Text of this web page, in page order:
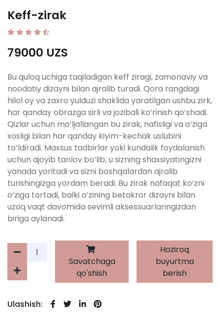
Keff-zirak
79000 UZS
Bu quloq uchiga taqiladigan keff ziragi, zamonaviy va
noodatiy dizayni bilan ajralib turadi. Qora rangdagi
hilol oy va zaxro yulduzi shaklida yaratilgan ushbu zirk,
har qanday obrazga sirli va jozibali ko‘rinish qo‘shadi.
Qizlar uchun mo‘ljallangan bu zirak, nafisligi va o‘ziga
xosligi bilan har qanday kiyim-kechak uslubini
to‘ldiradi. Maxsus tadbirlar yoki kundalik foydalanish
uchun ajoyib tanlov bo‘lib, u sizning shaxsiyatingizni
yanada yoritadi va sizni boshqalardan ajralib
turishingizga yordam beradi. Bu zirak nafaqat ko‘zni
o‘ziga tortadi, balki o‘zining betakror dizayni bilan
uzoq vaqt davomida sevimli aksessuarlaringizdan
biriga aylanadi.
Savatchaga
qo'shish
Hoziroq
buyurtma
berish
Ulashish: